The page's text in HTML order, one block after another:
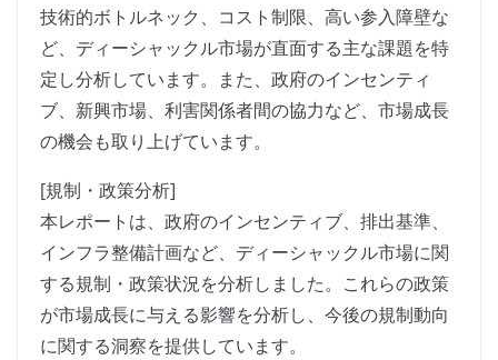
技術的ボトルネック、コスト制限、高い参入障壁な
ど、ディーシャックル市場が直面する主な課題を特
定し分析しています。また、政府のインセンティ
ブ、新興市場、利害関係者間の協力など、市場成長
の機会も取り上げています。
[規制・政策分析]
本レポートは、政府のインセンティブ、排出基準、
インフラ整備計画など、ディーシャックル市場に関
する規制・政策状況を分析しました。これらの政策
が市場成長に与える影響を分析し、今後の規制動向
に関する洞察を提供しています。